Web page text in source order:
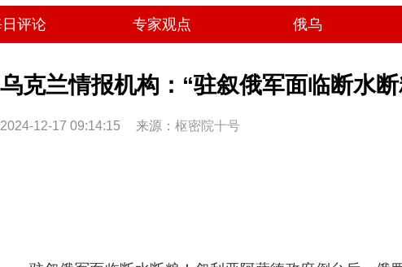
评论 专家观点 俄乌
乌克兰情报机构：“驻叙俄军面临断水
2024-12-17 09:14:15 来源： 枢密院十号